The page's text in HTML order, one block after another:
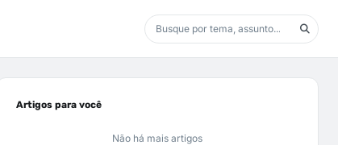
Artigos para você
Não há mais artigos